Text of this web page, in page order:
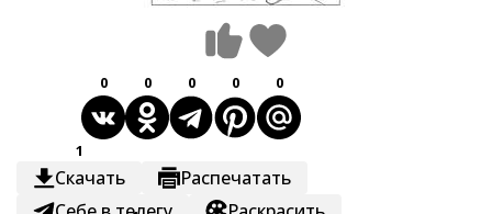
0 0 0 0 0
1
Скачать
Распечатать